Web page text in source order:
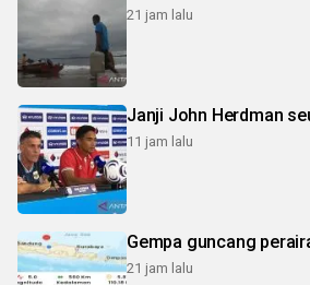
21 jam lalu
Janji John Herdman
11 jam lalu
Gempa guncang
21 jam lalu